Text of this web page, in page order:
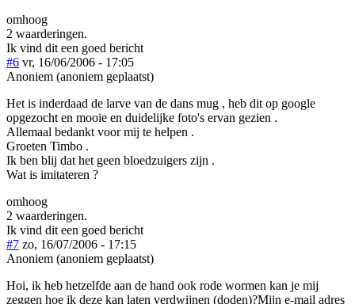
omhoog
2 waarderingen.
Ik vind dit een goed bericht
#6 vr, 16/06/2006 - 17:05
Anoniem (anoniem geplaatst)
Het is inderdaad de larve van de dans mug , heb dit op google
opgezocht en mooie en duidelijke foto's ervan gezien .
Allemaal bedankt voor mij te helpen .
Groeten Timbo .
Ik ben blij dat het geen bloedzuigers zijn .
Wat is imitateren ?
omhoog
2 waarderingen.
Ik vind dit een goed bericht
#7 zo, 16/07/2006 - 17:15
Anoniem (anoniem geplaatst)
Hoi, ik heb hetzelfde aan de hand ook rode wormen kan je mij
zeggen hoe ik deze kan laten verdwijnen (doden)?Mijn e-mail adres